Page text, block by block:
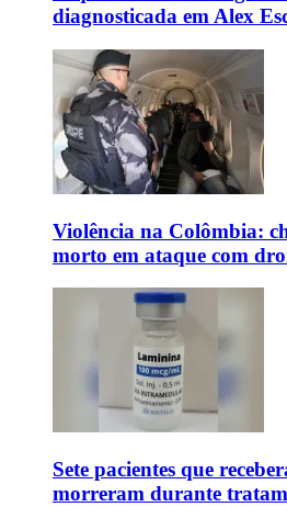
diagnosticada em Alex
Violência na Colômbia:
morto em ataque com
Sete pacientes que
morreram durante